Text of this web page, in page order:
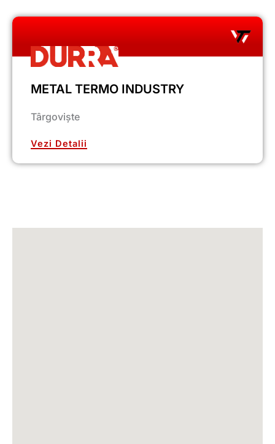
METAL TERMO INDUSTRY
Târgoviște
Vezi Detalii